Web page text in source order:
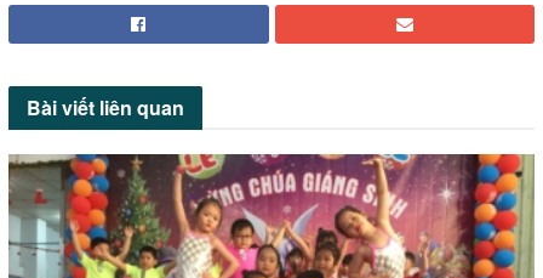
Bài viết liên quan